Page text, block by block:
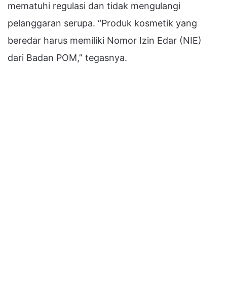
mematuhi regulasi dan tidak mengulangi
pelanggaran serupa. “Produk kosmetik yang
beredar harus memiliki Nomor Izin Edar (NIE)
dari Badan POM,” tegasnya.